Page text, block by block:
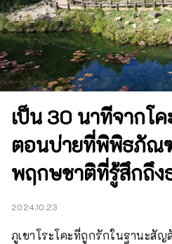
เป็น 30 นาทีจากโค
ตอนบ่ายที่พิพิธภัณ
พฤกษชาติที่รู้สึกถึง
2024.10.23
ภูเขาโระโคะที่ถูกรักในฐานะสั